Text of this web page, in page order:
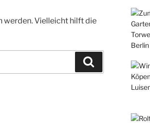
werden. Vielleicht hilft die